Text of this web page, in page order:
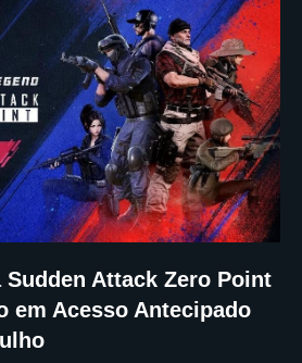
Sudden Attack Zero Point
em Acesso Antecipado